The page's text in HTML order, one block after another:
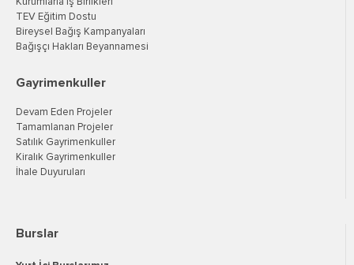
TEV Eğitim Dostu
Bireysel Bağış Kampanyaları
Bağışçı Hakları Beyannamesi
Gayrimenkuller
Devam Eden Projeler
Tamamlanan Projeler
Satılık Gayrimenkuller
Kiralık Gayrimenkuller
İhale Duyuruları
Burslar